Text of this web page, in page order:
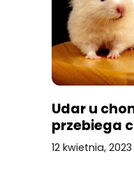
Udar u
przebiega
12 kwietnia, 2023